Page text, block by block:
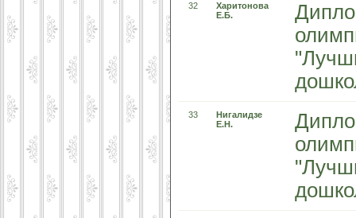
32
Харитонова
Е.Б.
33
Нигалидзе
Е.Н.